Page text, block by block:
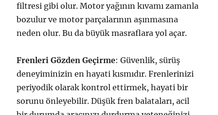
filtresi gibi olur. Motor yağının kıvamı zamanla
bozulur ve motor parçalarının aşınmasına
neden olur. Bu da büyük masraflara yol açar.
Frenleri Gözden Geçirme: Güvenlik, sürüş
deneyiminizin en hayati kısmıdır. Frenlerinizi
periyodik olarak kontrol ettirmek, hayati bir
sorunu önleyebilir. Düşük fren balataları, acil